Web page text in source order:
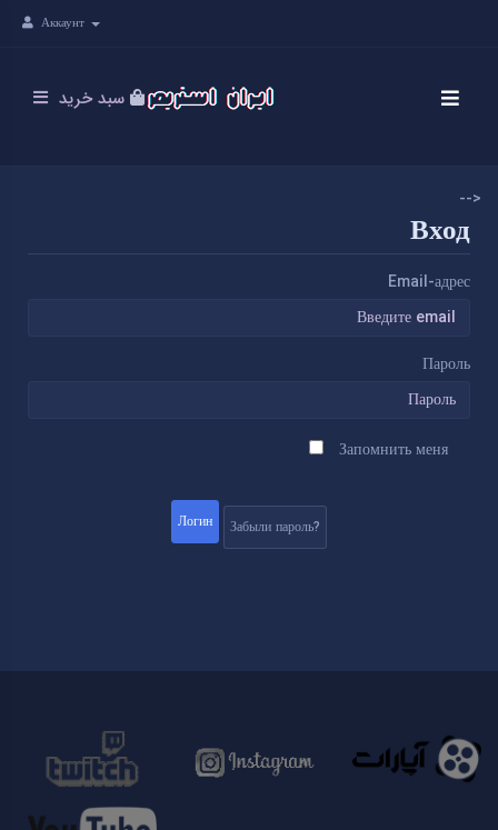
Аккаунт
سبد خرید
-->
Вход
Email-адрес
Пароль
Запомнить меня
Забыли пароль?